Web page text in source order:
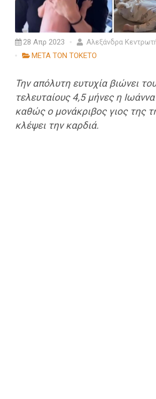
28 Απρ 2023
Αλεξάνδρα
ΜΕΤΑ ΤΟΝ ΤΟΚΕΤΟ
Την απόλυτη ευτυχία βιώνει
τελευταίους 4,5 μήνες η
καθώς ο μονάκριβος γιος της
κλέψει την καρδιά.